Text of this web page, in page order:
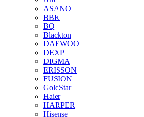
ASANO
BBK
BQ
Blackton
DAEWOO
DEXP
DIGMA
ERISSON
FUSION
GoldStar
Haier
HARPER
Hisense